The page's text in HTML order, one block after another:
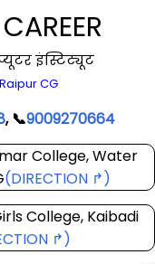
इंस्टिट्यूट
CG
, 📞9009270664
College, Water
(DIRECTION ↱)
College, Kaibadi
↱)